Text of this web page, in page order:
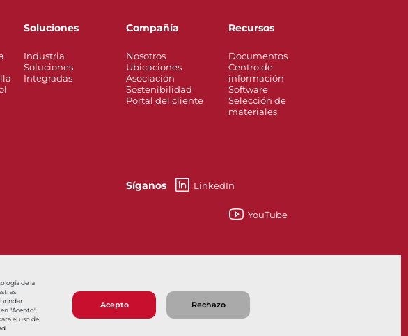
de la
brindar
"Acepto",
el uso de
Acepto Rechazo
Soluciones
Industria
Soluciones
Integradas
Compañía
Nosotros
Ubicaciones
Asociación
Sostenibilidad
Portal del cliente
Síganos LinkedIn
Recursos
Documentos
Centro de
información
Software
Selección de
materiales
YouTube
Términos y condiciones de Venta Política de Privacidad